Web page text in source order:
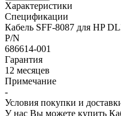
Характеристики
Спецификации
Кабель SFF-8087 для HP
P/N
686614-001
Гарантия
12 месяцев
Примечание
-
Условия покупки и
У нас Вы можете купить